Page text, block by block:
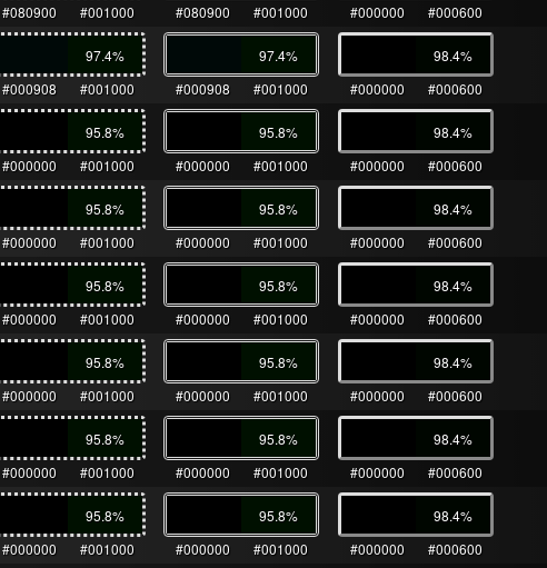
#080900
#001000
#080900
#001000
#000000
#000600
97.4%
#000908
#001000
97.4%
#000908
#001000
98.4%
#000000
#000600
95.8%
#000000
#001000
95.8%
#000000
#001000
98.4%
#000000
#000600
95.8%
#000000
#001000
95.8%
#000000
#001000
98.4%
#000000
#000600
95.8%
#000000
#001000
95.8%
#000000
#001000
98.4%
#000000
#000600
95.8%
#000000
#001000
95.8%
#000000
#001000
98.4%
#000000
#000600
95.8%
#000000
#001000
95.8%
#000000
#001000
98.4%
#000000
#000600
95.8%
#000000
#001000
95.8%
#000000
#001000
98.4%
#000000
#000600